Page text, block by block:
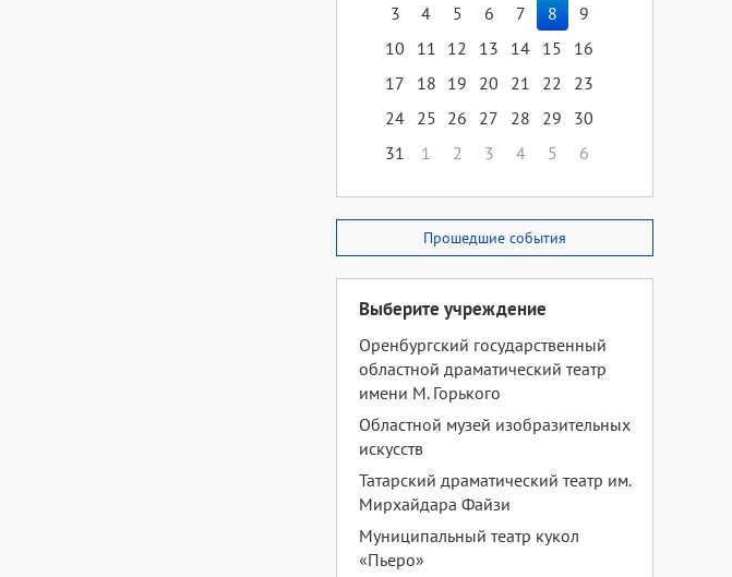
3
4 5 6 7 8
9
10
11 12 13 14 15
16
17
18 19 20 21 22
23
24 25 26 27 28 29
30
31
1 2 3 4 5 6
Прошедшие события
Выберите учреждение
Оренбургский государственный
областной драматический театр
имени М. Горького
Областной музей изобразительных
искусств
Татарский драматический театр им.
Мирхайдара Файзи
Муниципальный театр кукол
«Пьеро»